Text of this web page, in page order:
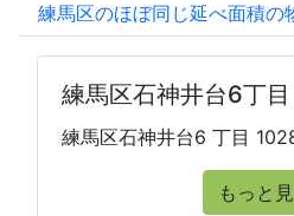
練馬区のほぼ同じ延べ面積の
練馬区石神井台6丁
練馬区石神井台6 丁目
もっと